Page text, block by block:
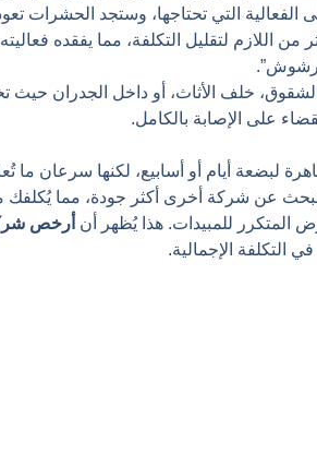
التي تحتاجها، وستجد الحشرات
من اللازم لتقليل التكلفة، مما يفقده
خلف الأثاث، أو داخل الجدران حيث
على الإصابة بالكامل.
أيام أو أسابيع، لكنها سرعان ما
عن شركة أخرى أكثر جودة، مما يُكلفك
المتكرر للمبيدات. هذا يُظهر أن أرخص
التكلفة الإجمالية.